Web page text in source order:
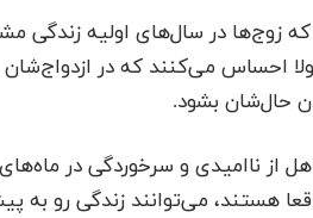
که زوج‌ها در سال‌های اولیه زندگی
احساس می‌کنند که در ازدواج‌شان
حال‌شان بشود.
از ناامیدی و سرخوردگی در ماه‌های
هستند، می‌توانند زندگی رو به